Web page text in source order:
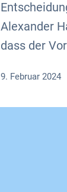
Alexander
dass der
9. Februar 2024